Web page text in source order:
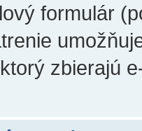
formulár
zbierajú